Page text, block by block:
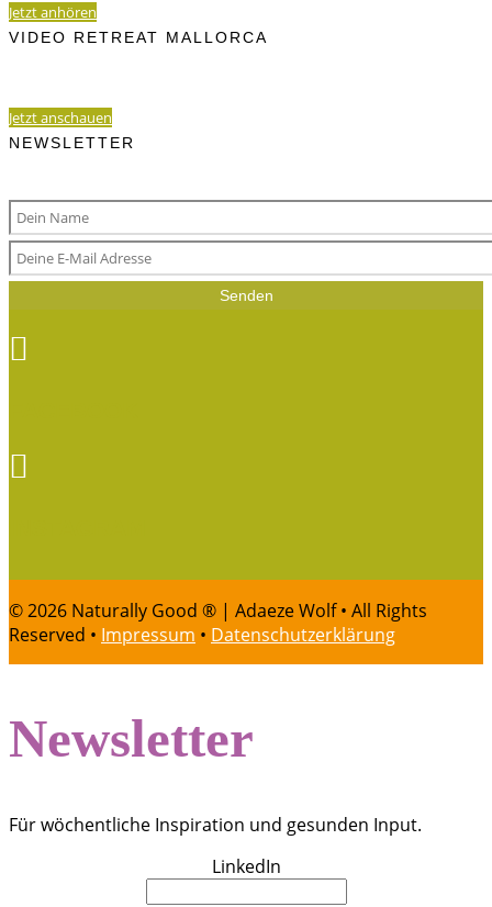
Jetzt anhören
VIDEO RETREAT MALLORCA
Jetzt anschauen
NEWSLETTER
Senden


© 2026 Naturally Good ® | Adaeze Wolf • All Rights
Reserved • Impressum • Datenschutzerklärung
Newsletter
Für wöchentliche Inspiration und gesunden Input.
LinkedIn